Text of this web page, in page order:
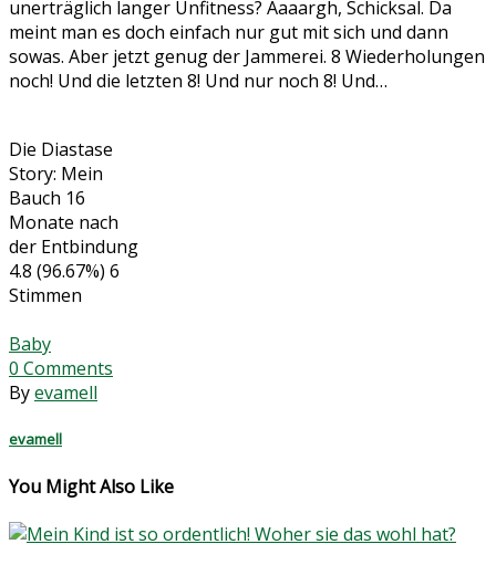
unerträglich langer Unfitness? Aaaargh, Schicksal. Da
meint man es doch einfach nur gut mit sich und dann
sowas. Aber jetzt genug der Jammerei. 8 Wiederholungen
noch! Und die letzten 8! Und nur noch 8! Und…
Die Diastase
Story: Mein
Bauch 16
Monate nach
der Entbindung
4.8 (96.67%) 6
Stimmen
Baby
0 Comments
Byevamell
evamell
You Might Also Like